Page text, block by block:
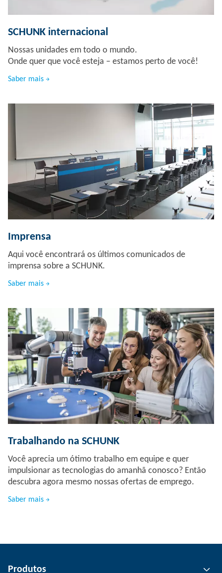
SCHUNK internacional
Nossas unidades em todo o mundo.
Onde quer que você esteja – estamos perto de você!
Saber mais
Imprensa
Aqui você encontrará os últimos comunicados de
imprensa sobre a SCHUNK.
Saber mais
Trabalhando na SCHUNK
Você aprecia um ótimo trabalho em equipe e quer
impulsionar as tecnologias do amanhã conosco? Então
descubra agora mesmo nossas ofertas de emprego.
Saber mais
Produtos